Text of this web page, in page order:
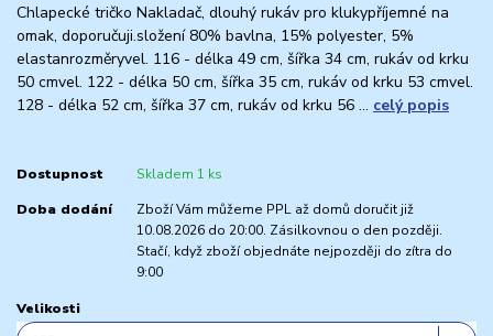
Chlapecké tričko Nakladač, dlouhý rukáv pro klukypříjemné na
omak, doporučuji.složení 80% bavlna, 15% polyester, 5%
elastanrozměryvel. 116 - délka 49 cm, šířka 34 cm, rukáv od krku
50 cmvel. 122 - délka 50 cm, šířka 35 cm, rukáv od krku 53 cmvel.
128 - délka 52 cm, šířka 37 cm, rukáv od krku 56 ... celý popis
Dostupnost Skladem 1 ks
Doba dodání
Zboží Vám můžeme PPL až domů doručit již
10.08.2026 do 20:00. Zásilkovnou o den později.
Stačí, když zboží objednáte nejpozději do zítra do
9:00
Velikosti